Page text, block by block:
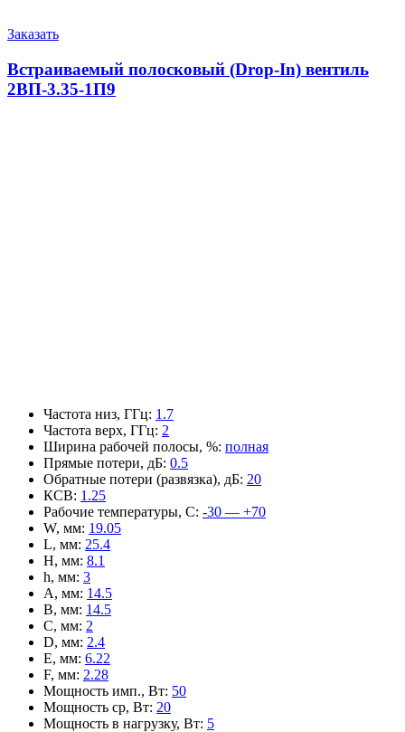
Заказать
Встраиваемый полосковый (Drop-In) вентиль
2ВП-3.35-1П9
Частота низ, ГГц: 1.7
Частота верх, ГГц: 2
Ширина рабочей полосы, %: полная
Прямые потери, дБ: 0.5
Обратные потери (развязка), дБ: 20
КСВ: 1.25
Рабочие температуры, С: -30 — +70
W, мм: 19.05
L, мм: 25.4
H, мм: 8.1
h, мм: 3
A, мм: 14.5
B, мм: 14.5
C, мм: 2
D, мм: 2.4
E, мм: 6.22
F, мм: 2.28
Мощность имп., Вт: 50
Мощность ср, Вт: 20
Мощность в нагрузку, Вт: 5